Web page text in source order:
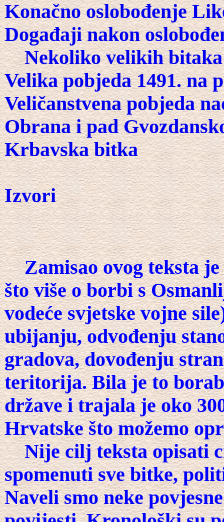
Konačno oslobođenje
Događaji nakon
Nekoliko velikih
Velika pobjeda 1491.
Veličanstvena pobjeda
Obrana i pad
Krbavska bitka
Izvori
Zamisao ovog teksta je
što više o borbi s
vodeće svjetske vojne
ubijanju, odvođenju
gradova, dovođenju
teritorija. Bila je to
države i trajala je oko
Hrvatske što možemo
Nije cilj teksta opisati
spomenuti sve bitke,
Naveli smo neke